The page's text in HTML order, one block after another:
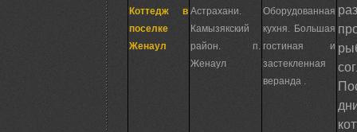
Коттедж в
поселке
Женаул
Астрахани.
Камызякский
район. п.
Женаул
Оборудованная
кухня. Большая
гостиная и
застекленная
веранда .